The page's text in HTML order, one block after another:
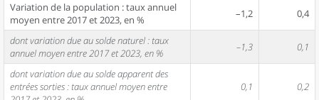
Variation de la population : taux annuel
moyen entre 2017 et 2023, en %
–1,2 0,4
dont variation due au solde naturel : taux
annuel moyen entre 2017 et 2023, en %
–1,3 0,1
dont variation due au solde apparent des
entrées sorties : taux annuel moyen entre
0,1 0,2